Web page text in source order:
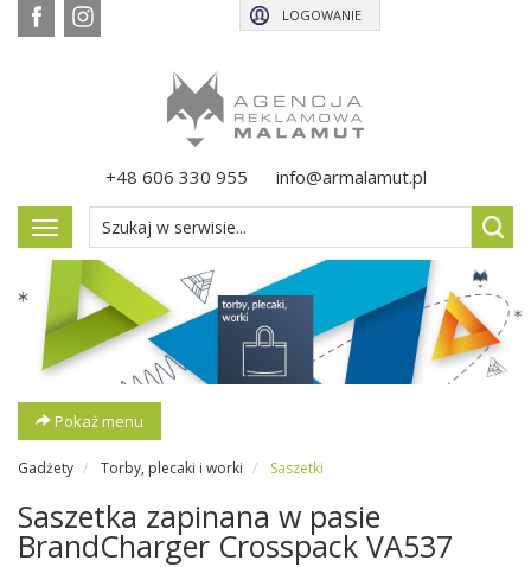
+48 606 330 955 info@armalamut.pl
LOGOWANIE
Pokaż
menu
Pokaż menu
Gadżety Torby, plecaki i worki Saszetki
Saszetka zapinana w pasie
BrandCharger Crosspack VA537